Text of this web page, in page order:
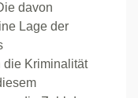
davon
Lage der
die Kriminalität